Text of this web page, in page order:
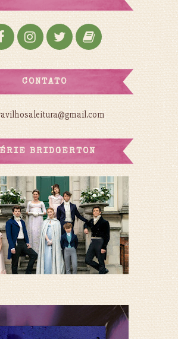
CONTATO
BRIDGERTON